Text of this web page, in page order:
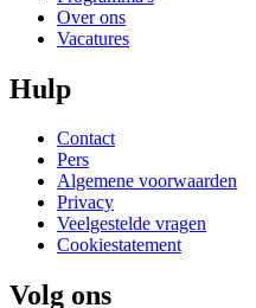
Over ons
Vacatures
Hulp
Contact
Pers
Algemene voorwaarden
Privacy
Veelgestelde vragen
Cookiestatement
Volg ons